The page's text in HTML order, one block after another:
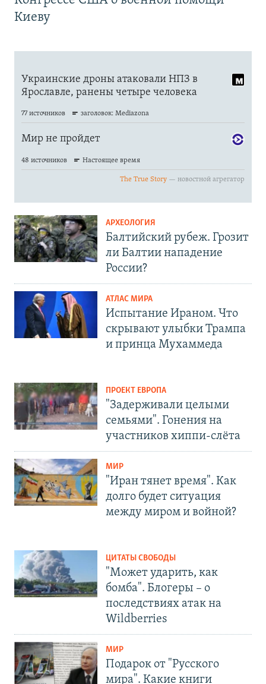
Киеву
АРХЕОЛОГИЯ
Балтийский рубеж. Грозит
ли Балтии нападение
России?
АТЛАС МИРА
Испытание Ираном. Что
скрывают улыбки Трампа
и принца Мухаммеда
ПРОЕКТ ЕВРОПА
"Задерживали целыми
семьями". Гонения на
участников хиппи-слёта
МИР
"Иран тянет время". Как
долго будет ситуация
между миром и войной?
ЦИТАТЫ СВОБОДЫ
"Может ударить, как
бомба". Блогеры – о
последствиях атак на
Wildberries
МИР
Подарок от "Русского
мира". Какие книги